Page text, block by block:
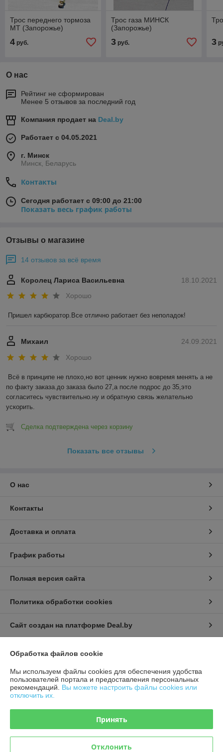
Трос переднего тормоза
МТ (Запорожье)
4 руб.
Трос газа МИНСК
(Запорожье)
3руб. 3
О нас
Рейтинг не сформирован
Менее 5 отзывов за последний год
Компания продает на Deal.by
Работает с 04.05.2021
г. Минск
Минск, Беларусь
Контакты
Сегодня работает с 09:00 до 21:00
Показать весь график работы
Отзывы о магазине
14 отзывов за всё время
18.10.2021
Королец Лариса Васильевна
Хорошо
Пришел карбюратор.Все отлично работает без неполадок!
24.09.2021
Михаил
Хорошо
Всё в принципе не плохо,но вот ценник нужно вовремя менять а не
по факту заказа.до заказа было 27,а после подрос до 35,это
согласитесь чувствительно.ну и обратную связь желательно
ускорить.
Сделка подтверждена через корзину
Показать все отзывы
О нас
Контакты
Доставка и оплата
График работы
Полная версия сайта
Политика обработки cookies
Сайт создан на платформе Deal.by
Информация для покупателя
Юридическое лицо:ИП Урбанович Виктор Ричардович
231280, Гродненская область, г. Лида, Ул. Ползунова д.26
Регистрационный номер ЕГР: 591333011
УНП: 591333011
Регистрационный орган: Лидский районный исполнительный комитет
Обработка файлов cookie
Мы используем файлы cookies для обеспечения удобства
пользователей портала и предоставления персональных
рекомендаций. Вы можете настроить файлы cookies или
отключить их.
Принять
Отклонить